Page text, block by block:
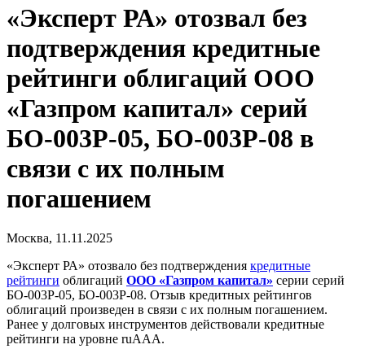
«Эксперт РА» отозвал без
подтверждения кредитные
рейтинги облигаций ООО
«Газпром капитал» серий
БО-003Р-05, БО-003Р-08 в
связи с их полным
погашением
Москва, 11.11.2025
«Эксперт РА» отозвало без подтверждения кредитные
рейтинги облигаций ООО «Газпром капитал» серии серий
БО-003Р-05, БО-003Р-08. Отзыв кредитных рейтингов
облигаций произведен в связи с их полным погашением.
Ранее у долговых инструментов действовали кредитные
рейтинги на уровне ruААА.